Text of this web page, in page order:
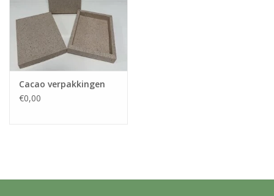
Cacao verpakkingen
€0,00